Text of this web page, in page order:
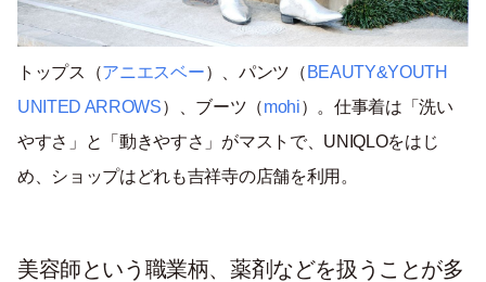
トップス（アニエスベー）、パンツ（ BEAUTY&YOUTH
UNITED ARROWS）、ブーツ（mohi）。仕事着は「洗い
やすさ」と「動きやすさ」がマストで、UNIQLOをはじ
め、ショップはどれも吉祥寺の店舗を利用。
美容師という職業柄、薬剤などを扱うことが多